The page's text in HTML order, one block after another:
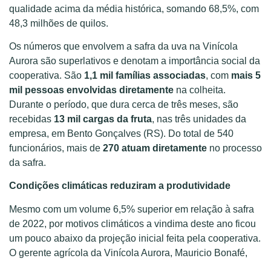
qualidade acima da média histórica, somando 68,5%, com
48,3 milhões de quilos.
Os números que envolvem a safra da uva na Vinícola
Aurora são superlativos e denotam a importância social da
cooperativa. São 1,1 mil famílias associadas, com mais 5
mil pessoas envolvidas diretamente na colheita.
Durante o período, que dura cerca de três meses, são
recebidas 13 mil cargas da fruta, nas três unidades da
empresa, em Bento Gonçalves (RS). Do total de 540
funcionários, mais de 270 atuam diretamente no processo
da safra.
Condições climáticas reduziram a produtividade
Mesmo com um volume 6,5% superior em relação à safra
de 2022, por motivos climáticos a vindima deste ano ficou
um pouco abaixo da projeção inicial feita pela cooperativa.
O gerente agrícola da Vinícola Aurora, Mauricio Bonafé,